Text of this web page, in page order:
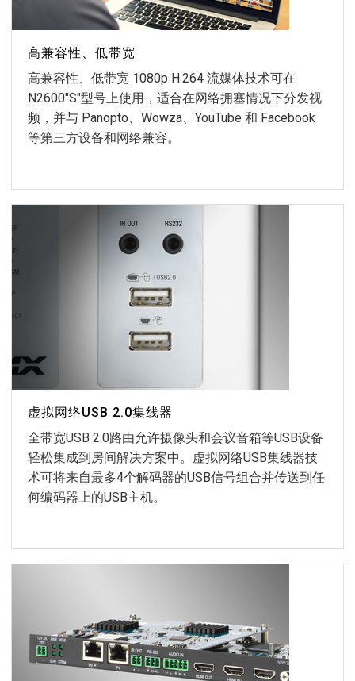
高兼容性、低带宽
高兼容性、低带宽 1080p H.264 流媒体技术可在
N2600"S"型号上使用，适合在网络拥塞情况下分发视
频，并与 Panopto、Wowza、YouTube 和 Facebook
等第三方设备和网络兼容。
虚拟网络USB 2.0集线器
全带宽USB 2.0路由允许摄像头和会议音箱等USB设备
轻松集成到房间解决方案中。虚拟网络USB集线器技
术可将来自最多4个解码器的USB信号组合并传送到任
何编码器上的USB主机。